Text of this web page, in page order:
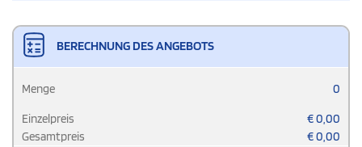
BERECHNUNG DES ANGEBOTS
Menge 0
Einzelpreis €0,00
Gesamtpreis
€0,00